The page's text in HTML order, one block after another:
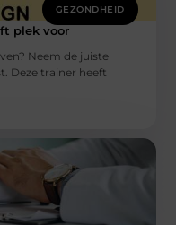
GEZONDHEID
plek voor
Neem de juiste
Deze trainer heeft